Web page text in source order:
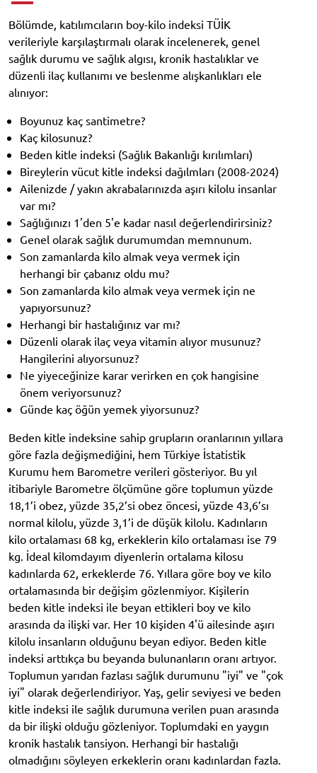
Bölümde, katılımcıların boy-kilo indeksi TÜİK
verileriyle karşılaştırmalı olarak incelenerek, genel
sağlık durumu ve sağlık algısı, kronik hastalıklar ve
düzenli ilaç kullanımı ve beslenme alışkanlıkları ele
alınıyor:
Boyunuz kaç santimetre?
Kaç kilosunuz?
Beden kitle indeksi (Sağlık Bakanlığı kırılımları)
Bireylerin vücut kitle indeksi dağılmları (2008-2024)
Ailenizde / yakın akrabalarınızda aşırı kilolu insanlar
var mı?
Sağlığınızı 1'den 5'e kadar nasıl değerlendirirsiniz?
Genel olarak sağlık durumumdan memnunum.
Son zamanlarda kilo almak veya vermek için
herhangi bir çabanız oldu mu?
Son zamanlarda kilo almak veya vermek için ne
yapıyorsunuz?
Herhangi bir hastalığınız var mı?
Düzenli olarak ilaç veya vitamin alıyor musunuz?
Hangilerini alıyorsunuz?
Ne yiyeceğinize karar verirken en çok hangisine
önem veriyorsunuz?
Günde kaç öğün yemek yiyorsunuz?
Beden kitle indeksine sahip grupların oranlarının yıllara
göre fazla değişmediğini, hem Türkiye İstatistik
Kurumu hem Barometre verileri gösteriyor. Bu yıl
itibariyle Barometre ölçümüne göre toplumun yüzde
18,1’i obez, yüzde 35,2’si obez öncesi, yüzde 43,6’sı
normal kilolu, yüzde 3,1’i de düşük kilolu. Kadınların
kilo ortalaması 68 kg, erkeklerin kilo ortalaması ise 79
kg. İdeal kilomdayım diyenlerin ortalama kilosu
kadınlarda 62, erkeklerde 76. Yıllara göre boy ve kilo
ortalamasında bir değişim gözlenmiyor. Kişilerin
beden kitle indeksi ile beyan ettikleri boy ve kilo
arasında da ilişki var. Her 10 kişiden 4'ü ailesinde aşırı
kilolu insanların olduğunu beyan ediyor. Beden kitle
indeksi arttıkça bu beyanda bulunanların oranı artıyor.
Toplumun yarıdan fazlası sağlık durumunu "iyi" ve "çok
iyi" olarak değerlendiriyor. Yaş, gelir seviyesi ve beden
kitle indeksi ile sağlık durumuna verilen puan arasında
da bir ilişki olduğu gözleniyor. Toplumdaki en yaygın
kronik hastalık tansiyon. Herhangi bir hastalığı
olmadığını söyleyen erkeklerin oranı kadınlardan fazla.